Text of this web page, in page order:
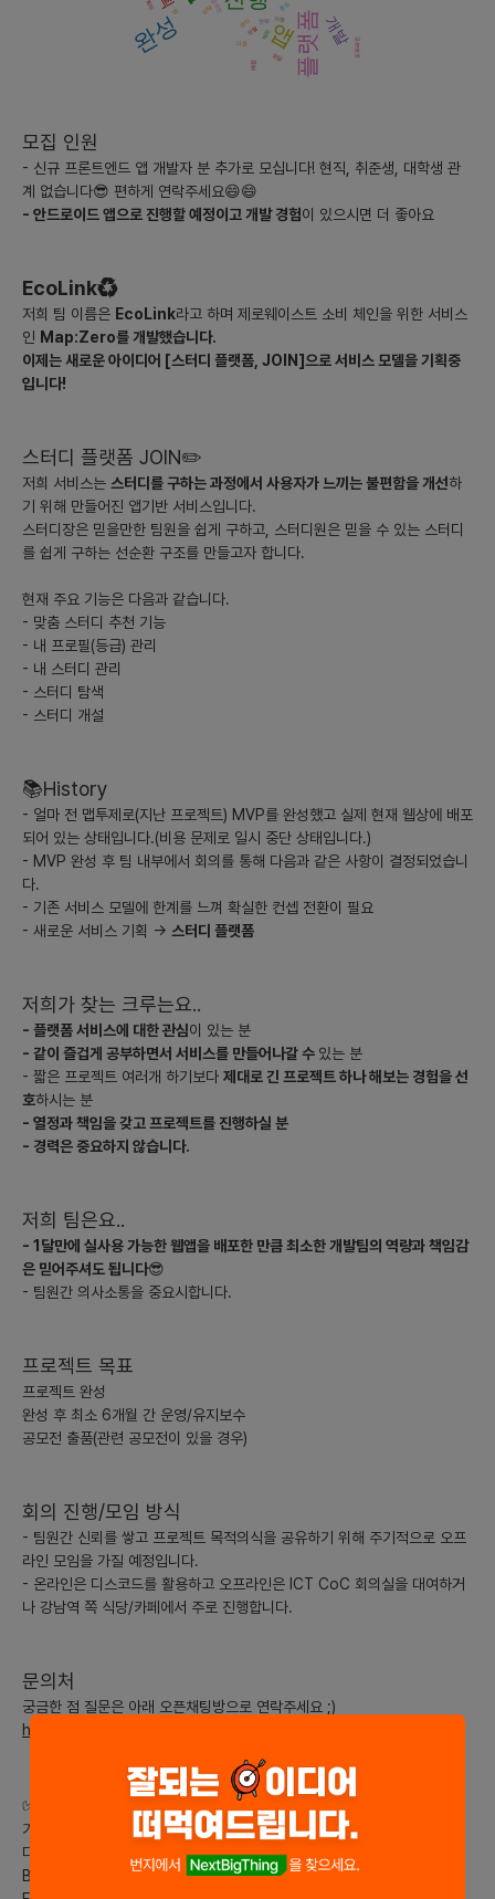
입니다. 또한, 직업적 개발 및 평생학습 니즈를 충족시키는 방향으
로 서비스가 발전하여야 합니다.
- 현재 시장성: 온라인 스터디 및 학습 플랫폼 시장은 코로나19 이
후 급성장하고 있습니다. 다양한 교육 기술이 접목되면서 서비스의
질이 향상되고 있습니다.
- 향후 시장 추세: 원격 교육 및 자기주도 학습에 대한 수요는 계속
가 될 것입니다.
- 예상 경쟁업체: 이미 시장에는 스터디파이, 카페24 등 다양한 스
터디 매칭 서비스가 있으며, 이들과의 차별점을 확보하는 것이 중요
합니다.
- 사용자 평가 및 리뷰 시스템을 도입하여 신뢰성 있는 스터디 환경
조성
- 유연한 스터디 관리 및 다채로운 협업 도구 제공
4) 출시 플랫폼 우선순위 및 이유
정이므로, 초기에는 안드로이드 앱 출시에 초점을 맞출 것입니다.
이는 국내에 안드로이드 사용자가 많다는 점을 고려한 전략입니다.
5) 초기 시장 진입 전략
- 대학교 및 교육 기관과의 제휴를 통한 마케팅
- 소셜 미디어 및 온라인 커뮤니티 마케팅을 활용한 브랜드 인지도
기간 제공을 통한 초기 사용자 유치
6) 시장 확대 전략
- 지역 또는 학문적 전문 분야별 서브 커뮤니티 구축
- 파트너십 및 협업을 통한 콘텐츠 확대와 가치 제안 강화
으로 보입니다.
앱플랫폼
완성 개발
연락
예정
모델
기능
다음
관리
웹
배포
상태
회의 중요
공모전
모임 오프라인
모집 인원
- 신규 프론트엔드 앱 개발자 분 추가로 모십니다! 현직, 취준생, 대학생 관
계 없습니다😎 편하게 연락주세요😄😄
- 안드로이드 앱으로 진행할 예정이고 개발 경험이 있으시면 더 좋아요
EcoLink♻
저희 팀 이름은 EcoLink라고 하며 제로웨이스트 소비 체인을 위한 서비스
인 Map:Zero를 개발했습니다.
이제는 새로운 아이디어 [스터디 플랫폼, JOIN]으로 서비스 모델을 기획중
입니다!
스터디 플랫폼 JOIN✏️
저희 서비스는 스터디를 구하는 과정에서 사용자가 느끼는 불편함을 개선하
기 위해 만들어진 앱기반 서비스입니다.
스터디장은 믿을만한 팀원을 쉽게 구하고, 스터디원은 믿을 수 있는 스터디
를 쉽게 구하는 선순환 구조를 만들고자 합니다.
현재 주요 기능은 다음과 같습니다.
- 맞춤 스터디 추천 기능
- 내 프로필(등급) 관리
- 내 스터디 관리
- 스터디 탐색
- 스터디 개설
📚History
- 얼마 전 맵투제로(지난 프로젝트) MVP를 완성했고 실제 현재 웹상에 배포
되어 있는 상태입니다.(비용 문제로 일시 중단 상태입니다.)
- MVP 완성 후 팀 내부에서 회의를 통해 다음과 같은 사항이 결정되었습니
다.
- 기존 서비스 모델에 한계를 느껴 확실한 컨셉 전환이 필요
- 새로운 서비스 기획 → 스터디 플랫폼
저희가 찾는 크루는요..
- 플랫폼 서비스에 대한 관심이 있는 분
- 같이 즐겁게 공부하면서 서비스를 만들어나갈 수 있는 분
- 짧은 프로젝트 여러개 하기보다 제대로 긴 프로젝트 하나 해보는 경험을 선
호하시는 분
- 열정과 책임을 갖고 프로젝트를 진행하실 분
- 경력은 중요하지 않습니다.
저희 팀은요..
- 1달만에 실사용 가능한 웹앱을 배포한 만큼 최소한 개발팀의 역량과 책임감
은 믿어주셔도 됩니다😎
- 팀원간 의사소통을 중요시합니다.
프로젝트 목표
프로젝트 완성
완성 후 최소 6개월 간 운영/유지보수
공모전 출품(관련 공모전이 있을 경우)
회의 진행/모임 방식
- 팀원간 신뢰를 쌓고 프로젝트 목적의식을 공유하기 위해 주기적으로 오프
라인 모임을 가질 예정입니다.
- 온라인은 디스코드를 활용하고 오프라인은 ICT CoC 회의실을 대여하거
나 강남역 쪽 식당/카페에서 주로 진행합니다.
문의처
궁금한 점 질문은 아래 오픈채팅방으로 연락주세요 ;)
https://open.kakao.com/o/sKn8XKAg
✅ 현재 팀 구성
기획자 1명
디자이너 2명
BE 팀 2명